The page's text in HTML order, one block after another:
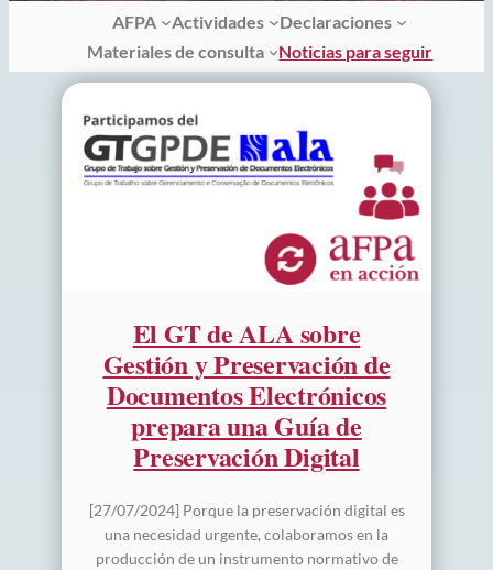
AFPA Actividades
Declaraciones
Materiales de consulta
Noticias para seguir
El GT de ALA sobre
Gestión y Preservación de
Documentos Electrónicos
prepara una Guía de
Preservación Digital
[27/07/2024] Porque la preservación digital es
una necesidad urgente, colaboramos en la
producción de un instrumento normativo de